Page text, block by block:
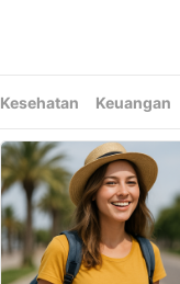
Kesehatan Keuangan